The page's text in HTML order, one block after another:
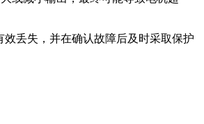
丢失，并在确认故障后及时采取保护